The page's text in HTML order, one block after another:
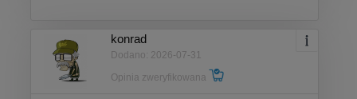
konrad
Dodano: 2026-07-31
Opinia zweryfikowana